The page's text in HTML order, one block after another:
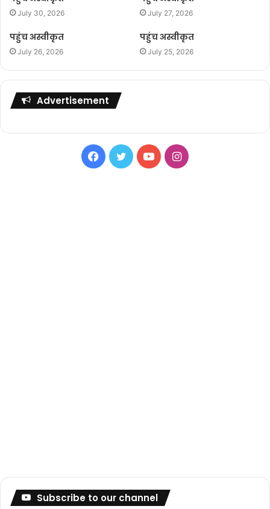
July 30, 2026 July 27, 2026
पहुंच अस्वीकृत
July 26, 2026
पहुंच अस्वीकृत
July 25, 2026
Advertisement
Facebook
TwitterYouTubeInstagram
Subscribe to our channel